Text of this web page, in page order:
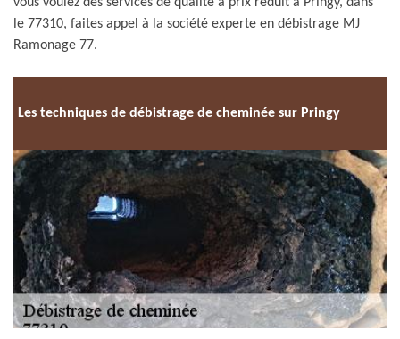
le 77310, faites appel à la société experte en débistrage MJ
Ramonage 77.
Les techniques de débistrage de cheminée sur Pringy